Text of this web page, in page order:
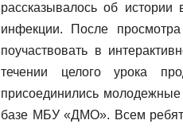
рассказывалось об истории
инфекции. После
поучаствовать в
течении целого урока
присоединились
базе МБУ «ДМО». Всем